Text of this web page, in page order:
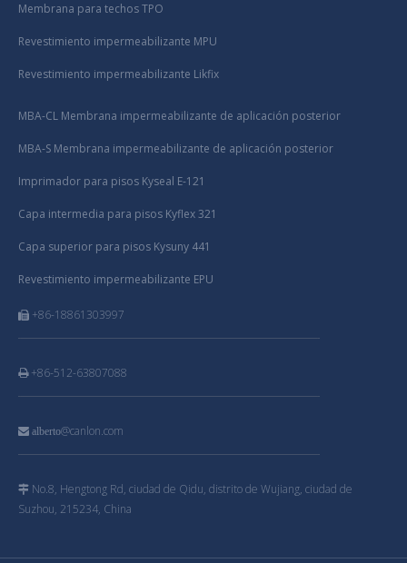
Membrana para techos TPO
Revestimiento impermeabilizante MPU
Revestimiento impermeabilizante Likfix
MBA-CL Membrana impermeabilizante de aplicación posterior
MBA-S Membrana impermeabilizante de aplicación posterior
Imprimador para pisos Kyseal E-121
Capa intermedia para pisos Kyflex 321
Capa superior para pisos Kysuny 441
Revestimiento impermeabilizante EPU
 +86-18861303997
+86-512-63807088
 alberto@canlon.com
 No.8, Hengtong Rd, ciudad de Qidu, distrito de Wujiang, ciudad de
Suzhou, 215234, China